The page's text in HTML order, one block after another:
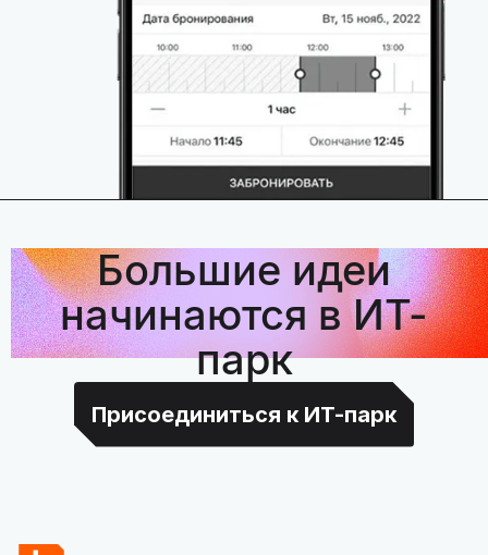
Большие идеи
начинаются в ИТ-
парк
Присоединиться к ИТ-парк